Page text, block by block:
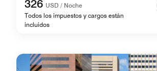
326 USD / Noche
Todos los impuestos y cargos están
incluidos